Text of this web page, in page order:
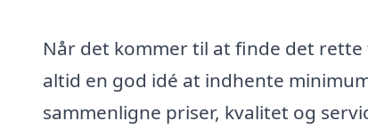
Når det kommer til at finde det
altid en god idé at indhente
sammenligne priser, kvalitet og